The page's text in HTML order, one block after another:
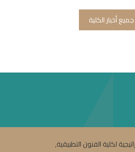
جميع أخبار الكلية
لكلية الفنون التطبيقية,